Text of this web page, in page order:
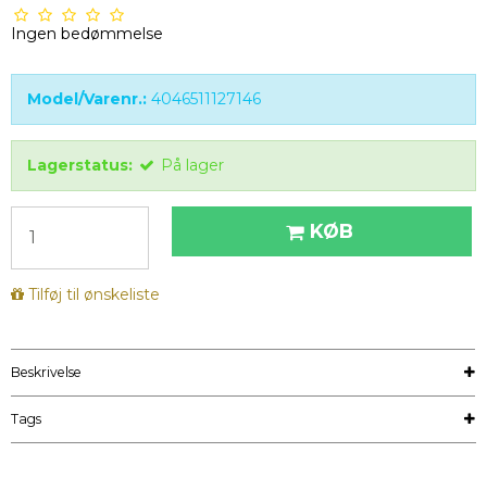
Ingen bedømmelse
Model/Varenr.: 4046511127146
Lagerstatus: På lager
KØB
Tilføj til ønskeliste
Beskrivelse
Tags